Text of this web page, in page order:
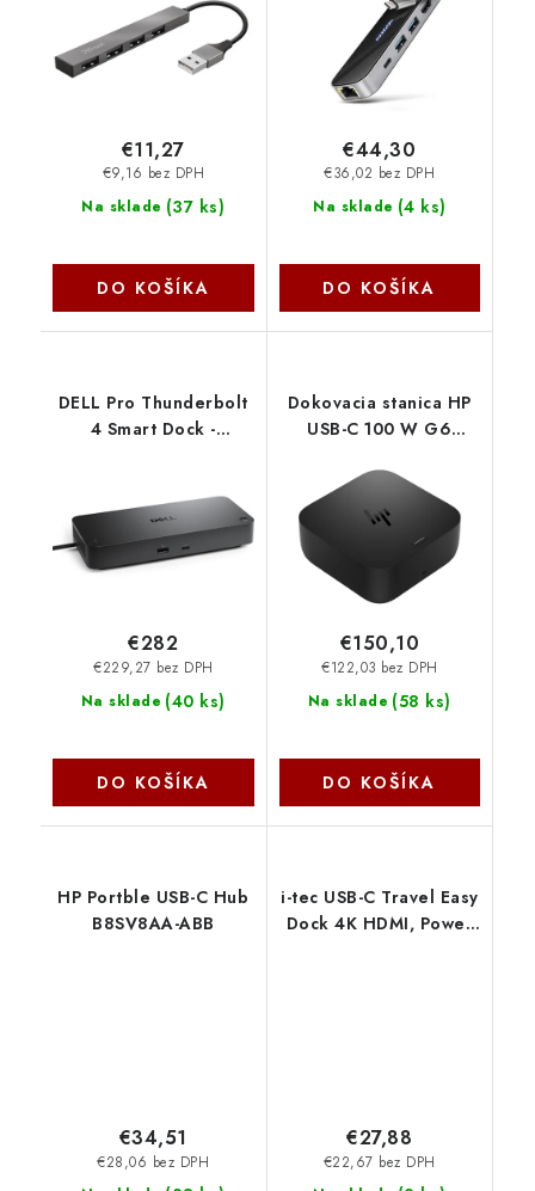
Na sklade (37 ks)
€9,16 bez DPH
€11,27
DO KOŠÍKA
PD 100W, kábel USB-C
20cm Axagon
Na sklade (4 ks)
€36,02 bez DPH
€44,30
DO KOŠÍKA
DELL Pro Thunderbolt
4 Smart Dock -
Na sklade (40 ks)
€229,27 bez DPH
€282
DO KOŠÍKA
Dokovacia stanica HP
USB-C 100 W G6
Na sklade (58 ks)
€122,03 bez DPH
€150,10
DO KOŠÍKA
HP Portble USB-C Hub
B8SV8AA-ABB
€28,06 bez DPH
€34,51
i-tec USB-C Travel Easy
Dock 4K HDMI, Power
€22,67 bez DPH
€27,88